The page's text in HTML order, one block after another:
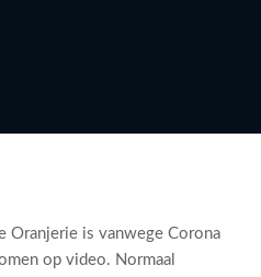
Oranjerie is vanwege Corona
op video. Normaal